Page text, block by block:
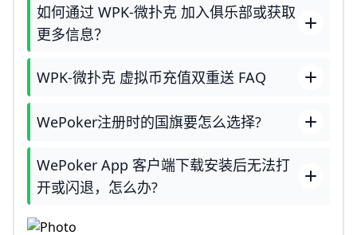
如何通过 WPK-微扑克 加入俱乐部或获取
更多信息？
WPK-微扑克 虚拟币充值双重送 FAQ
WePoker注册时的国旗要怎么选择?
WePoker App 客户端下载安装后无法打
开或闪退，怎么办?